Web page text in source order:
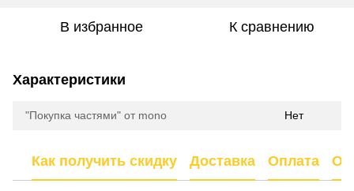
В избранное К сравнению
Характеристики
"Покупка частями" от mono Нет
Как получить скидку Доставка Оплата